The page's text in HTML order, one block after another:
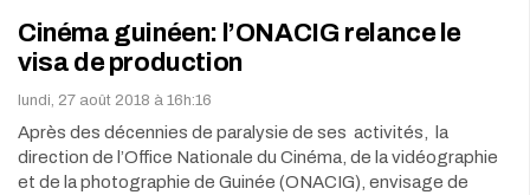
Cinéma guinéen: l’ONACIG relance le
visa de production
lundi, 27 août 2018 à 16h:16
Après des décennies de paralysie de ses activités, la
direction de l’Office Nationale du Cinéma, de la vidéographie
et de la photographie de Guinée (ONACIG), envisage de